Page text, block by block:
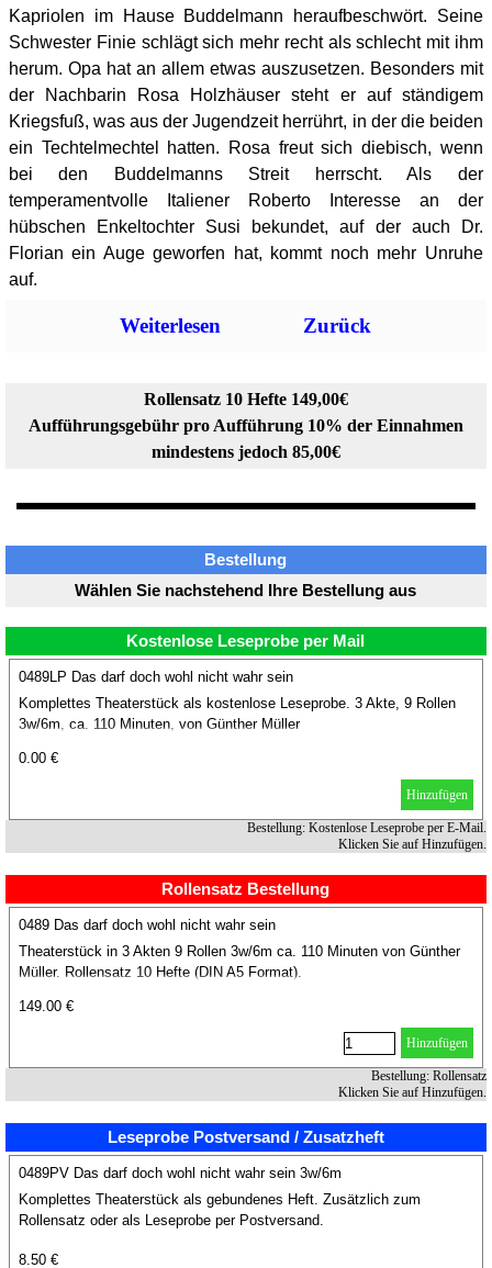
Kapriolen im Hause Buddelmann heraufbeschwört. Seine
Schwester Finie schlägt sich mehr recht als schlecht mit ihm
herum. Opa hat an allem etwas auszusetzen. Besonders mit
der Nachbarin Rosa Holzhäuser steht er auf ständigem
Kriegsfuß, was aus der Jugendzeit herrührt, in der die beiden
ein Techtelmechtel hatten. Rosa freut sich diebisch, wenn
bei den Buddelmanns Streit herrscht. Als der
temperamentvolle Italiener Roberto Interesse an der
hübschen Enkeltochter Susi bekundet, auf der auch Dr.
Florian ein Auge geworfen hat, kommt noch mehr Unruhe
auf.
Weiterlesen Zurück
Rollensatz 10 Hefte 149,00€
Aufführungsgebühr pro Aufführung 10% der Einnahmen
mindestens jedoch 85,00€
Bestellung
Wählen Sie nachstehend Ihre Bestellung aus
Kostenlose Leseprobe per Mail
0489LP Das darf doch wohl nicht wahr sein
Komplettes Theaterstück als kostenlose Leseprobe. 3 Akte, 9 Rollen
3w/6m, ca. 110 Minuten, von Günther Müller
0.00 €
Hinzufügen
Bestellung: Kostenlose Leseprobe per E-Mail.
Klicken Sie auf Hinzufügen.
Rollensatz Bestellung
0489 Das darf doch wohl nicht wahr sein
Theaterstück in 3 Akten 9 Rollen 3w/6m ca. 110 Minuten von Günther
Müller. Rollensatz 10 Hefte (DIN A5 Format).
149.00 €
Hinzufügen
Bestellung: Rollensatz
Klicken Sie auf Hinzufügen.
Leseprobe Postversand / Zusatzheft
0489PV Das darf doch wohl nicht wahr sein 3w/6m
Komplettes Theaterstück als gebundenes Heft. Zusätzlich zum
Rollensatz oder als Leseprobe per Postversand.
8.50 €